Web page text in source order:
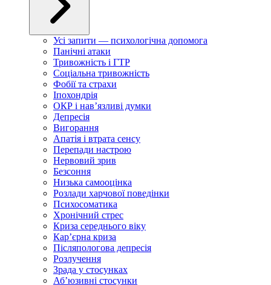
Усі запити — психологічна допомога
Панічні атаки
Тривожність і ГТР
Соціальна тривожність
Фобії та страхи
Іпохондрія
ОКР і навʼязливі думки
Депресія
Вигорання
Апатія і втрата сенсу
Перепади настрою
Нервовий зрив
Безсоння
Низька самооцінка
Розлади харчової поведінки
Психосоматика
Хронічний стрес
Криза середнього віку
Карʼєрна криза
Післяпологова депресія
Розлучення
Зрада у стосунках
Абʼюзивні стосунки